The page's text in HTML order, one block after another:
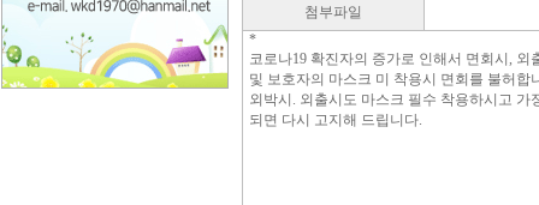
첨부파일
*
코로나19 확진자의 증가로 인해서 면회시,
및 보호자의 마스크 미 착용시 면회를 불허
외박시. 외출시도 마스크 필수 착용하시고
되면 다시 고지해 드립니다.